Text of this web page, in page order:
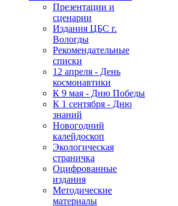
Презентации и
сценарии
Издания ЦБС г.
Вологды
Рекомендательные
списки
12 апреля - День
космонавтики
К 9 мая - Дню Победы
К 1 сентября - Дню
знаний
Новогодний
калейдоскоп
Экологическая
страничка
Оцифрованные
издания
Методические
материалы